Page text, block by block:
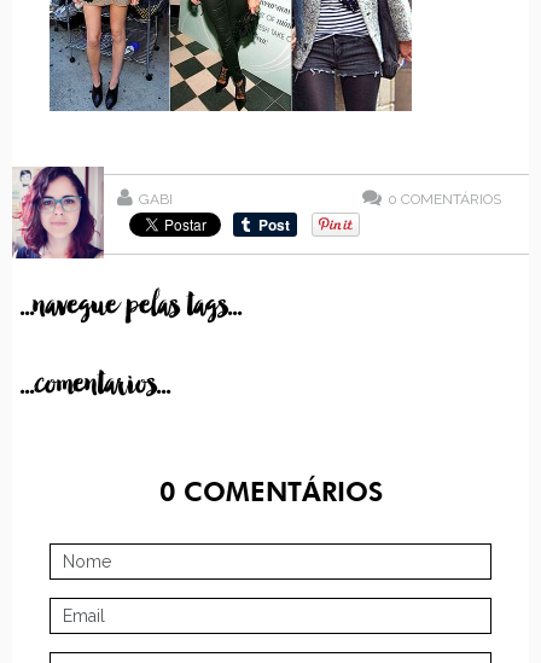
GABI 0 COMENTÁRIOS
...navegue pelas tags...
...comentarios...
0COMENTÁRIOS